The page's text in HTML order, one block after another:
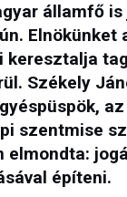
államfő
Elnökünket
keresztalja
Székely
szentmise
elmondta:
építeni.